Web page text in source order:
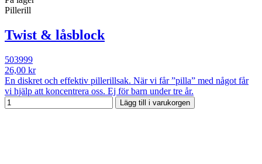
Pillerill
Twist & låsblock
503999
26,00 kr
En diskret och effektiv pillerillsak. När vi får ”pilla” med något får
vi hjälp att koncentrera oss. Ej för barn under tre år.
Lägg till i varukorgen